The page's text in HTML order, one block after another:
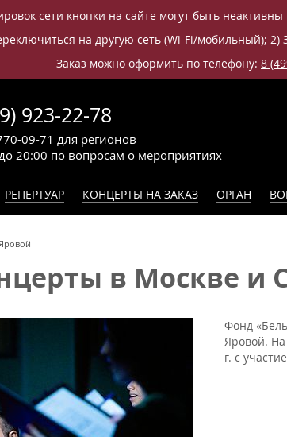
сети кнопки на сайте могут быть
на другую сеть (Wi-Fi/мобильный); 2)
Заказ можно оформить по телефону: 8
923-22-78
20:00 по вопросам о мероприятиях
09-71 для регионов
РЕПЕРТУАР КОНЦЕРТЫ НА ЗАКАЗ ОРГАН
в Москве и
Фонд
Яровой.
г. с